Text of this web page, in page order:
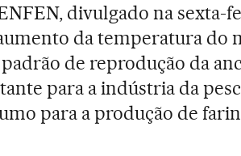
divulgado na sexta-
da temperatura do
de reprodução da
para a indústria da
para a produção de